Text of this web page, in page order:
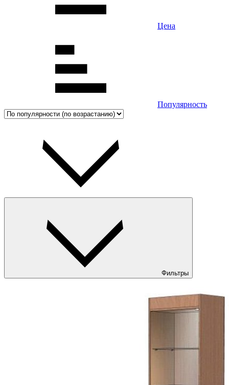
Цена
Популярность
Фильтры